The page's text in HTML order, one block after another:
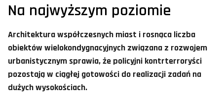
Na najwyższym poziomie
Architektura współczesnych miast i rosnąca liczba
obiektów wielokondygnacyjnych związana z rozwojem
urbanistycznym sprawia, że policyjni kontrterroryści
pozostają w ciągłej gotowości do realizacji zadań na
dużych wysokościach.